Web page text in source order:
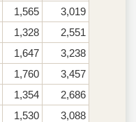
1,565
3,019
1,328
2,551
1,647
3,238
1,760
3,457
1,354
2,686
1,530
3,088